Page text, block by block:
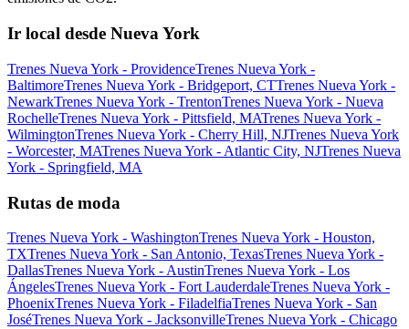
Ir local desde Nueva York
Trenes Nueva York - ProvidenceTrenes Nueva York -
BaltimoreTrenes Nueva York - Bridgeport, CTTrenes Nueva York -
NewarkTrenes Nueva York - TrentonTrenes Nueva York - Nueva
RochelleTrenes Nueva York - Pittsfield, MATrenes Nueva York -
WilmingtonTrenes Nueva York - Cherry Hill, NJTrenes Nueva York
- Worcester, MATrenes Nueva York - Atlantic City, NJTrenes Nueva
York - Springfield, MA
Rutas de moda
Trenes Nueva York - WashingtonTrenes Nueva York - Houston,
TXTrenes Nueva York - San Antonio, TexasTrenes Nueva York -
DallasTrenes Nueva York - AustinTrenes Nueva York - Los
ÁngelesTrenes Nueva York - Fort LauderdaleTrenes Nueva York -
PhoenixTrenes Nueva York - FiladelfiaTrenes Nueva York - San
JoséTrenes Nueva York - JacksonvilleTrenes Nueva York - Chicago